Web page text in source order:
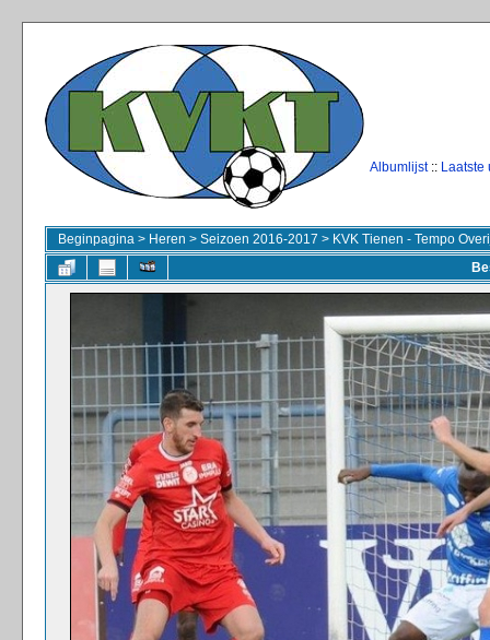
Albumlijst:: Laatste
Beginpagina > Heren > Seizoen 2016-2017 > KVK Tienen - Tempo